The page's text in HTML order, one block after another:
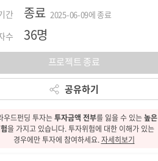
간 종료 2025-06-09에 종료
수 36명
프로젝트 종료
공유하기
우드펀딩 투자는투자금액 전부를 잃을 수 있는높은
을 가지고 있습니다.투자위험에 대한 이해가 있는
경우에만 투자에 참여하세요.자세히보기